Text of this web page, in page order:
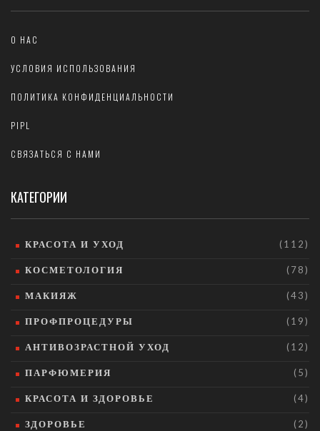
О НАС
УСЛОВИЯ ИСПОЛЬЗОВАНИЯ
ПОЛИТИКА КОНФИДЕНЦИАЛЬНОСТИ
PIPL
СВЯЗАТЬСЯ С НАМИ
КАТЕГОРИИ
КРАСОТА И УХОД (112)
КОСМЕТОЛОГИЯ (78)
МАКИЯЖ (43)
ПРОФПРОЦЕДУРЫ (19)
АНТИВОЗРАСТНОЙ УХОД (12)
ПАРФЮМЕРИЯ (5)
КРАСОТА И ЗДОРОВЬЕ (4)
ЗДОРОВЬЕ (2)